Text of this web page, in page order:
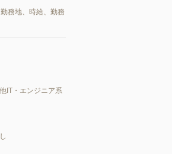
務地、時給、勤務
IT・エンジニア系